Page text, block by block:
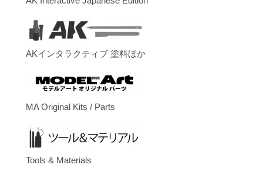
AKインタラクティブ 塗料ほか
MA Original Kits / Parts
Tools & Materials